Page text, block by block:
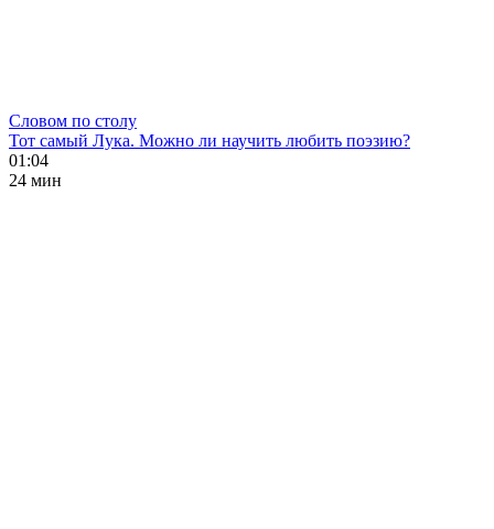
Словом по столу
Тот самый Лука. Можно ли научить любить поэзию?
01:04
24 мин